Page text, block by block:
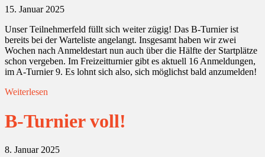
15. Januar 2025
Unser Teilnehmerfeld füllt sich weiter zügig! Das B-Turnier ist
bereits bei der Warteliste angelangt. Insgesamt haben wir zwei
Wochen nach Anmeldestart nun auch über die Hälfte der Startplätze
schon vergeben. Im Freizeitturnier gibt es aktuell 16 Anmeldungen,
im A-Turnier 9. Es lohnt sich also, sich möglichst bald anzumelden!
Weiterlesen
B-Turnier voll!
8. Januar 2025